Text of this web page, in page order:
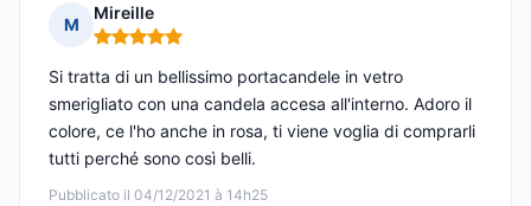
M
Mireille
Nota: 5 su 5
Pubblicato il 04/12/2021 à 14h25
Si tratta di un bellissimo portacandele in vetro
smerigliato con una candela accesa all'interno. Adoro il
colore, ce l'ho anche in rosa, ti viene voglia di comprarli
tutti perché sono così belli.